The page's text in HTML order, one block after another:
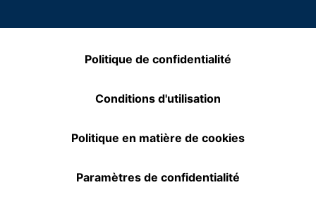
Politique de confidentialité
Conditions d'utilisation
Politique en matière de cookies
Paramètres de confidentialité